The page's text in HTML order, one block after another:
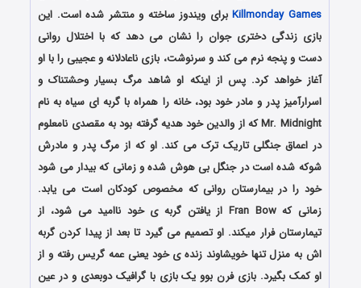
Killmonday Gamesبرای ویندوز ساخته و منتشر شده است. این
بازی زندگی دختری جوان را نشان می دهد که با اختلال روانی
دست و پنجه نرم می کند و سرنوشت، بازی ناعادلانه و عجیبی را با او
آغاز خواهد کرد. پس از اینکه او شاهد مرگ بسیار وحشتناک و
اسرارآمیز پدر و مادر خود بود، خانه را همراه با گربه ای سیاه به نام
Mr. Midnight که از والدین خود هدیه گرفته بود به مقصدی نامعلوم
در اعماق جنگلی تاریک ترک می کند. او که از مرگ پدر و مادرش
شوکه شده است در جنگل بی هوش شده و زمانی که بیدار می شود
خود را در بیمارستان روانی که مخصوص کودکان است می یابد.
زمانی که Fran Bow از یافتن گربه ی خود ناامید می شود، از
تیمارستان فرار میکند. او تصمیم می گیرد تا بعد از پیدا کردن گربه
اش به منزل تنها خویشاوند زنده ی خود یعنی عمه گریس رفته و از
او کمک بگیرد. بازی فرن بوو یک بازی با گرافیک دوبعدی و در عین